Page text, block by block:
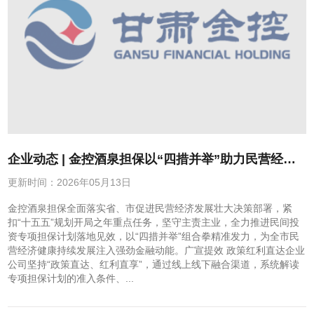
企业动态 | 金控酒泉担保以“四措并举”助力民营经济
提质增效
更新时间：2026年05月13日
金控酒泉担保全面落实省、市促进民营经济发展壮大决策部署，紧
扣“十五五”规划开局之年重点任务，坚守主责主业，全力推进民间投
资专项担保计划落地见效，以“四措并举”组合拳精准发力，为全市民
营经济健康持续发展注入强劲金融动能。广宣提效 政策红利直达企业
公司坚持“政策直达、红利直享”，通过线上线下融合渠道，系统解读
专项担保计划的准入条件、...